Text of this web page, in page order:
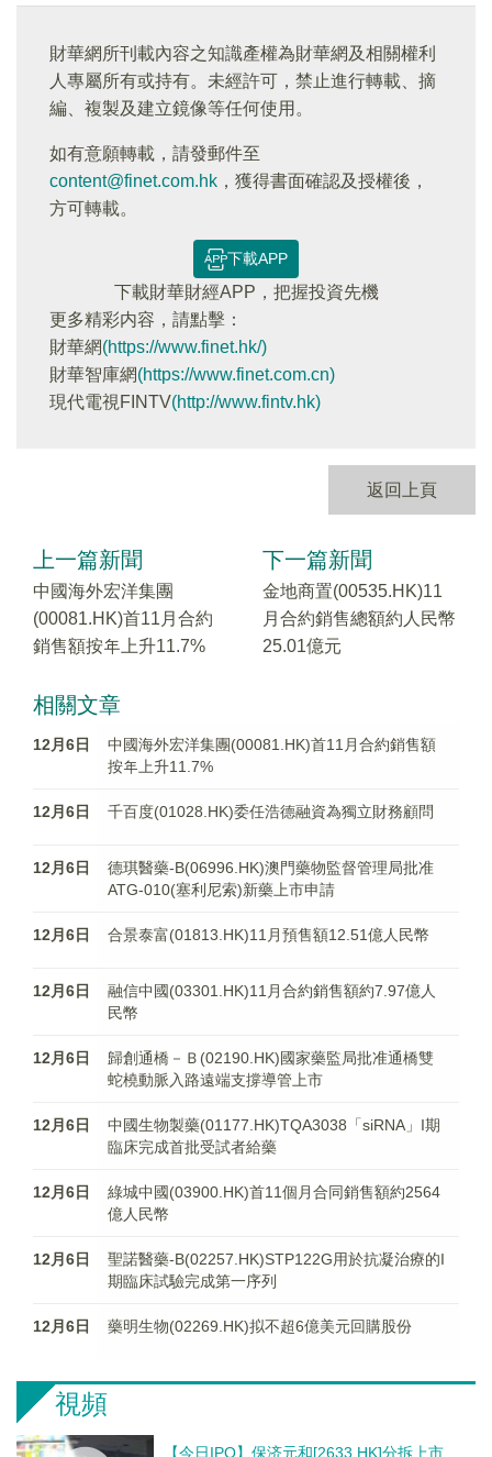
財華網所刊載內容之知識產權為財華網及相關權利
人專屬所有或持有。未經許可，禁止進行轉載、摘
編、複製及建立鏡像等任何使用。
如有意願轉載，請發郵件至
content@finet.com.hk ，獲得書面確認及授權後，
方可轉載。
下載APP
下載財華財經APP，把握投資先機
更多精彩内容，請點擊：
財華網(https://www.finet.hk/)
財華智庫網(https://www.finet.com.cn)
現代電視FINTV(http://www.fintv.hk)
返回上頁
上一篇新聞
中國海外宏洋集團
(00081.HK)首11月合約
銷售額按年上升11.7%
下一篇新聞
金地商置(00535.HK)11
月合約銷售總額約人民幣
25.01億元
相關文章
12月6日
中國海外宏洋集團(00081.HK)首11月合約銷售額
按年上升11.7%
12月6日 千百度(01028.HK)委任浩德融資為獨立財務顧問
12月6日
德琪醫藥-B(06996.HK)澳門藥物監督管理局批准
ATG-010(塞利尼索)新藥上市申請
12月6日 合景泰富(01813.HK)11月預售額12.51億人民幣
12月6日
融信中國(03301.HK)11月合約銷售額約7.97億人
民幣
12月6日
歸創通橋－Ｂ(02190.HK)國家藥監局批准通橋雙
蛇橈動脈入路遠端支撐導管上市
12月6日
中國生物製藥(01177.HK)TQA3038「siRNA」I期
臨床完成首批受試者給藥
12月6日
綠城中國(03900.HK)首11個月合同銷售額約2564
億人民幣
12月6日
聖諾醫藥-B(02257.HK)STP122G用於抗凝治療的I
期臨床試驗完成第一序列
12月6日 藥明生物(02269.HK)拟不超6億美元回購股份
視頻
【今日IPO】保济元和[2633.HK]分拆上市